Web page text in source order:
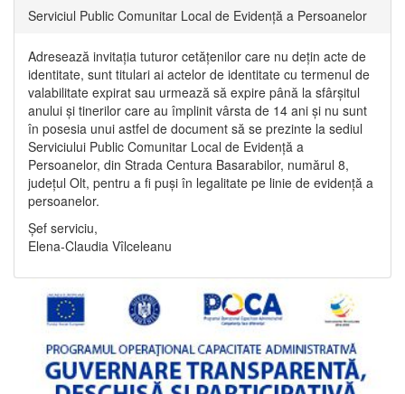
Serviciul Public Comunitar Local de Evidență a Persoanelor
Adresează invitația tuturor cetățenilor care nu dețin acte de
identitate, sunt titulari ai actelor de identitate cu termenul de
valabilitate expirat sau urmează să expire până la sfârșitul
anului și tinerilor care au împlinit vârsta de 14 ani și nu sunt
în posesia unui astfel de document să se prezinte la sediul
Serviciului Public Comunitar Local de Evidență a
Persoanelor, din Strada Centura Basarabilor, numărul 8,
județul Olt, pentru a fi puși în legalitate pe linie de evidență a
persoanelor.
Șef serviciu,
Elena-Claudia Vîlceleanu